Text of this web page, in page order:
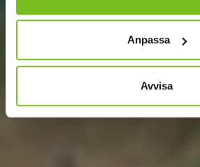
Anpassa
Avvisa